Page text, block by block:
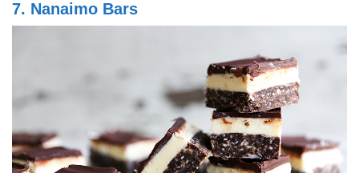
7. Nanaimo Bars